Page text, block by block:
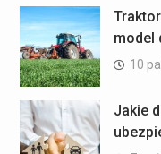
model
10
Jakie